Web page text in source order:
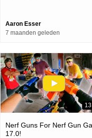
Aaron Esser
7 maanden geleden
Nerf Guns For Nerf Gun
17.0!